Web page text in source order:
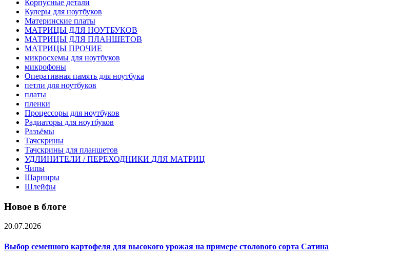
Корпусные детали
Кулеры для ноутбуков
Материнские платы
МАТРИЦЫ ДЛЯ НОУТБУКОВ
МАТРИЦЫ ДЛЯ ПЛАНШЕТОВ
МАТРИЦЫ ПРОЧИЕ
микросхемы для ноутбуков
микрофоны
Оперативная память для ноутбука
петли для ноутбуков
платы
пленки
Процессоры для ноутбуков
Радиаторы для ноутбуков
Разъёмы
Тачскрины
Тачскрины для планшетов
УДЛИНИТЕЛИ / ПЕРЕХОДНИКИ ДЛЯ МАТРИЦ
Чипы
Шарниры
Шлейфы
Новое в блоге
20.07.2026
Выбор семенного картофеля для высокого урожая на примере столового сорта Сатина